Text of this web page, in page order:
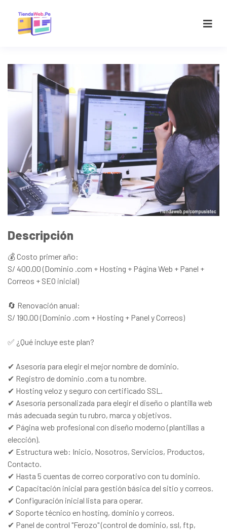
Descripción
💰 Costo primer año:
S/ 400.00 (Dominio .com + Hosting + Página Web + Panel +
Correos + SEO inicial)
🔄 Renovación anual:
S/ 190.00 (Dominio .com + Hosting + Panel y Correos)
✅ ¿Qué incluye este plan?
✔ Asesoría para elegir el mejor nombre de dominio.
✔ Registro de dominio .com a tu nombre.
✔ Hosting veloz y seguro con certificado SSL.
✔ Asesoría personalizada para elegir el diseño o plantilla web
más adecuada según tu rubro, marca y objetivos.
✔ Página web profesional con diseño moderno (plantillas a
elección).
✔ Estructura web: Inicio, Nosotros, Servicios, Productos,
Contacto.
✔ Hasta 5 cuentas de correo corporativo con tu dominio.
✔ Capacitación inicial para gestión básica del sitio y correos.
✔ Configuración inicial lista para operar.
✔ Soporte técnico en hosting, dominio y correos.
✔ Panel de control "Ferozo" (control de dominio, ssl, ftp,